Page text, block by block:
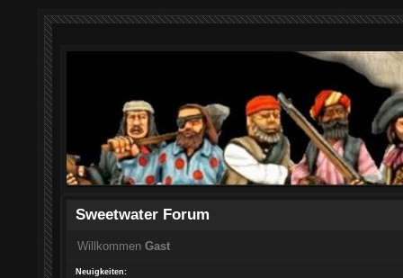
Sweetwater Forum
Willkommen Gast
Neuigkeiten: